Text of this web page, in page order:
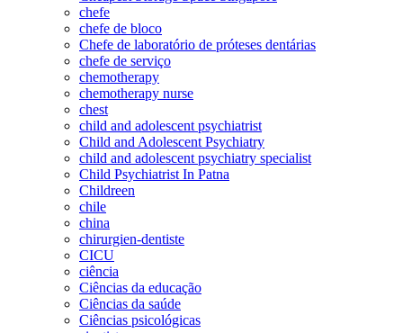
chefe
chefe de bloco
Chefe de laboratório de próteses dentárias
chefe de serviço
chemotherapy
chemotherapy nurse
chest
child and adolescent psychiatrist
Child and Adolescent Psychiatry
child and adolescent psychiatry specialist
Child Psychiatrist In Patna
Childreen
chile
china
chirurgien-dentiste
CICU
ciência
Ciências da educação
Ciências da saúde
Ciências psicológicas